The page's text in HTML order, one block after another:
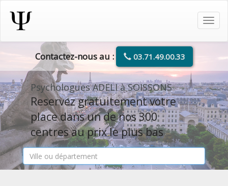
Contactez-nous au : 03.71.49.00.33
Psychologues ADELI à SOISSONS
Reservez gratuitement votre
place dans un de nos 300
centres au prix le plus bas